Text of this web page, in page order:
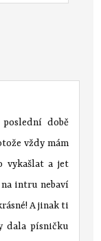
době
vždy mám
vykašlat a jet
intru nebaví
A jinak ti
dala písničku